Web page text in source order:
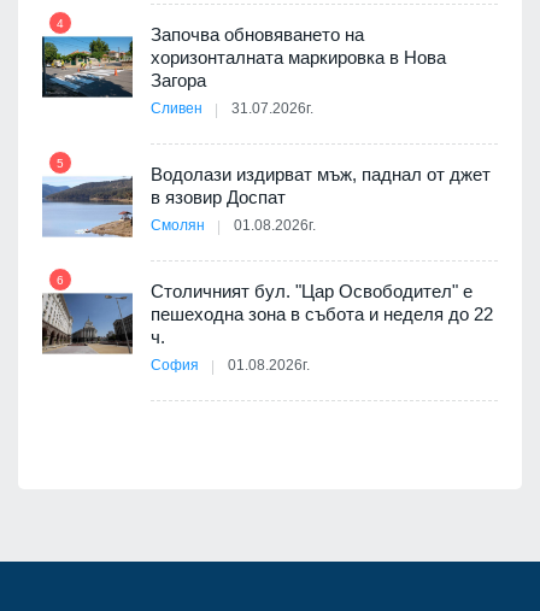
4
Започва обновяването на
хоризонталната маркировка в Нова
Загора
Сливен 31.07.2026г.
5
Водолази издирват мъж, паднал от джет
в язовир Доспат
Смолян 01.08.2026г.
6
Столичният бул. "Цар Освободител" е
пешеходна зона в събота и неделя до 22
ч.
София 01.08.2026г.